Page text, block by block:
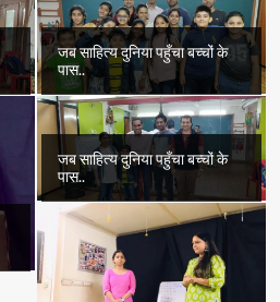
जब साहित्य दुनिया पहुँचा बच्चों के
पास..
जब साहित्य दुनिया पहुँचा बच्चों के
पास..